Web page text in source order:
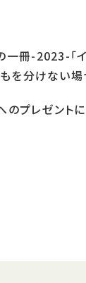
冊-2023-「
もを分けない
プレゼント